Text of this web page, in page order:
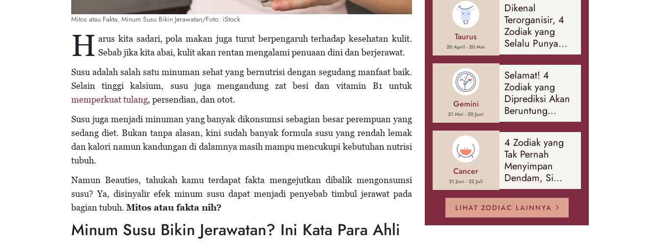
Mitos atau Fakta, Minum Susu Bikin Jerawatan/Foto: iStock
H arus kita sadari, pola makan juga turut berpengaruh terhadap kesehatan kulit.
Sebab jika kita abai, kulit akan rentan mengalami penuaan dini dan berjerawat.
Susu adalah salah satu minuman sehat yang bernutrisi dengan segudang manfaat baik.
Selain tinggi kalsium, susu juga mengandung zat besi dan vitamin B1 untuk
memperkuat tulang, persendian, dan otot.
Susu juga menjadi minuman yang banyak dikonsumsi sebagian besar perempuan yang
sedang diet. Bukan tanpa alasan, kini sudah banyak formula susu yang rendah lemak
dan kalori namun kandungan di dalamnya masih mampu mencukupi kebutuhan nutrisi
tubuh.
Namun Beauties, tahukah kamu terdapat fakta mengejutkan dibalik mengonsumsi
susu? Ya, disinyalir efek minum susu dapat menjadi penyebab timbul jerawat pada
bagian tubuh. Mitos atau fakta nih?
Minum Susu Bikin Jerawatan? Ini Kata Para Ahli
Taurus
20 April - 20 Mei
Dikenal
Terorganisir, 4
Zodiak yang
Selalu Punya
Rencana
Cadangan Soal
Banyak Hal
Gemini
21 Mei - 20 Juni
Selamat! 4
Zodiak yang
Diprediksi Akan
Beruntung
Sepanjang
Agustus 2026
Cancer
21 Juni - 22 Juli
4 Zodiak yang
Tak Pernah
Menyimpan
Dendam, Si
Paling Mudah
Memaafkan!
LIHAT ZODIAC LAINNYA